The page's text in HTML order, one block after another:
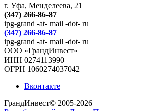
г. Уфа, Менделеева, 21
(347) 266-86-87
ipg-grand -at- mail -dot- ru
(347) 266-86-87
ipg-grand -at- mail -dot- ru
ООО «ГрандИнвест»
ИНН 0274113990
ОГРН 1060274037042
Вконтакте
ГрандИнвест© 2005-2026